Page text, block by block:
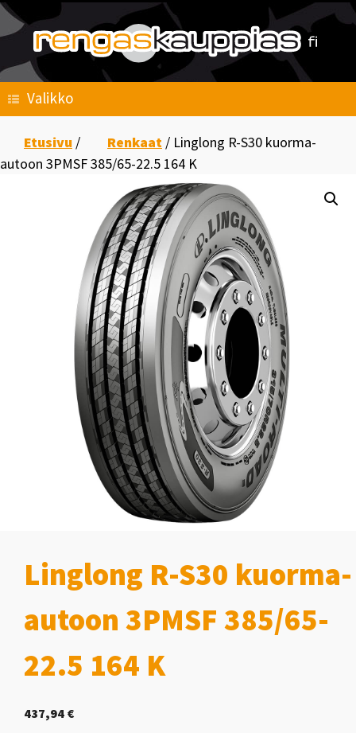
Skip
content
Valikko
Etusivu / Renkaat / Linglong R-S30 kuorma-
autoon 3PMSF 385/65-22.5 164 K
Linglong R-S30 kuorma-
autoon 3PMSF 385/65-
22.5 164 K
437,94 €